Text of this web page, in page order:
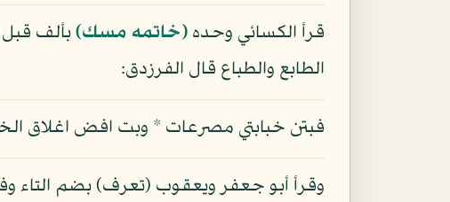
قرأ الكسائي وحده (خاتمه مسك)بألف قبل
الطابع والطباع قال الفرزدق:
فبتن خبابتي مصرعات * وبت افض اغلاق
وقرأ أبو جعفر ويعقوب (تعرف) بضم التاء